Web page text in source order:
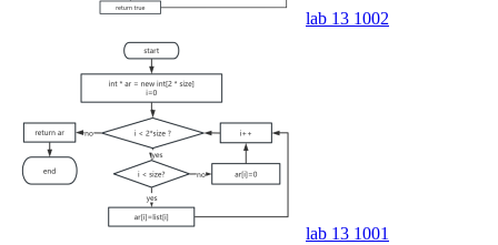
lab 13 1002
lab 13 1001